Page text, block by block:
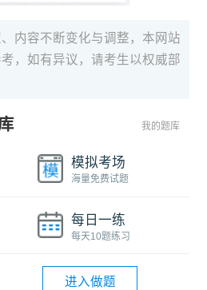
内容不断变化与调整，本网站
，如有异议，请考生以权威部
我的题库
模拟考场
海量免费试题
每日一练
每天10题练习
进入做题